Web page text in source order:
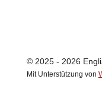
© 2025 - 2026
Mit Unterstützung von